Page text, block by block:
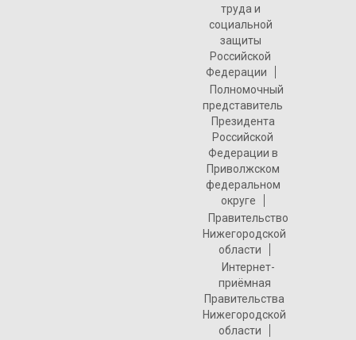
труда и
социальной
защиты
Российской
Федерации
Полномочный
представитель
Президента
Российской
Федерации в
Приволжском
федеральном
округе
Правительство
Нижегородской
области
Интернет-
приёмная
Правительства
Нижегородской
области